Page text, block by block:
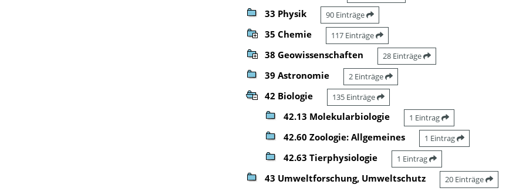
33 Physik 90 Einträge
35 Chemie 117 Einträge
38 Geowissenschaften 28 Einträge
39 Astronomie 2 Einträge
42 Biologie 135 Einträge
42.13 Molekularbiologie 1 Eintrag
42.60 Zoologie: Allgemeines 1 Eintrag
42.63 Tierphysiologie 1 Eintrag
43 Umweltforschung, Umweltschutz 20 Einträge